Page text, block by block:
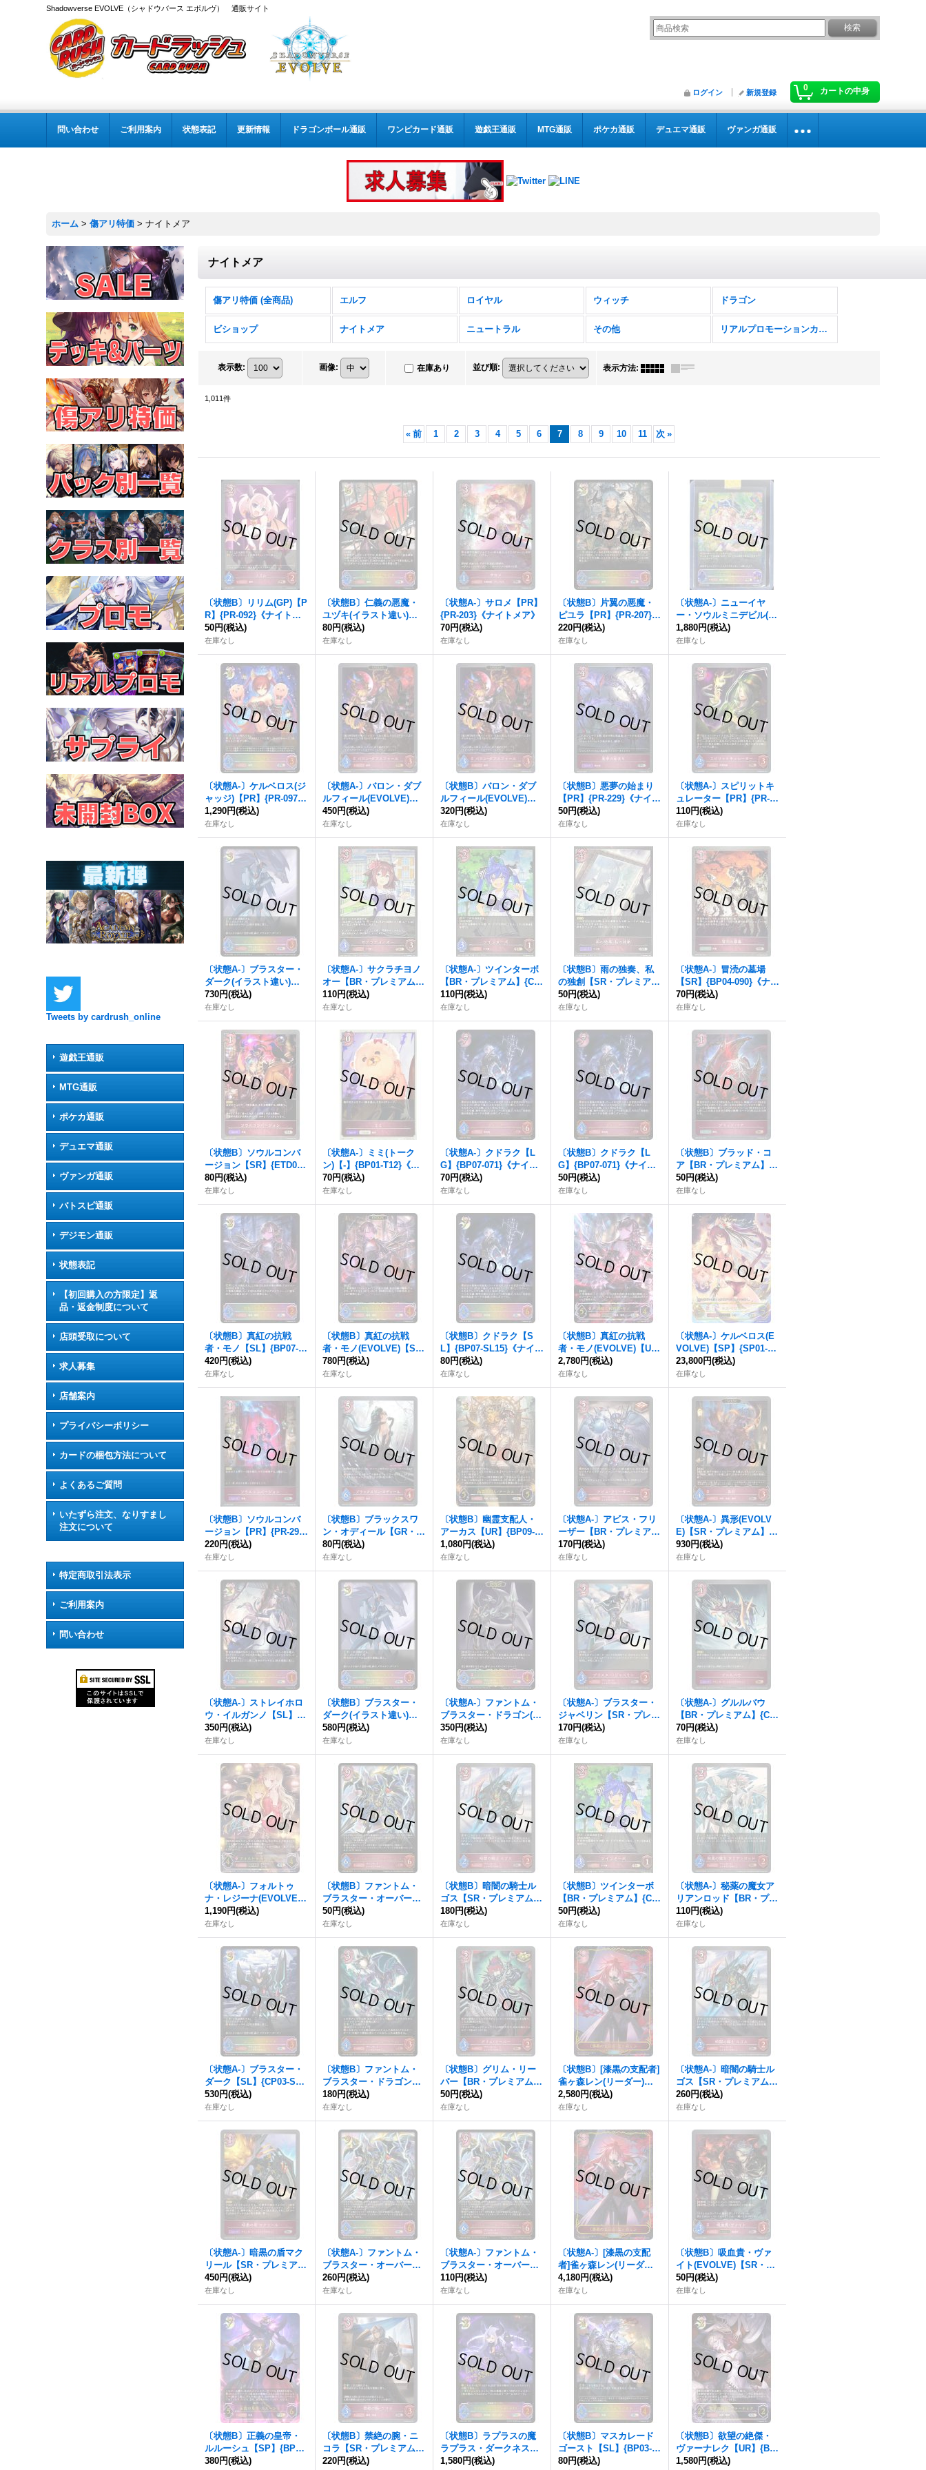
Shadowverse EVOLVE（シャドウバース エボルヴ） 通販サイト
0 カートの中身
ログイン 新規登録
問い合わせ ご利用案内 状態表記 更新情報 ドラゴンボール通販 ワンピカード通販 遊戯王通販 MTG通販 ポケカ通販 デュエマ通販 ヴァンガ通販
ホーム > 傷アリ特価 > ナイトメア
Tweets by cardrush_online
遊戯王通販
MTG通販
ポケカ通販
デュエマ通販
ヴァンガ通販
バトスピ通販
デジモン通販
状態表記
【初回購入の方限定】返
品・返金制度について
店頭受取について
求人募集
店舗案内
プライバシーポリシー
カードの梱包方法について
よくあるご質問
いたずら注文、なりすまし
注文について
特定商取引法表示
ご利用案内
問い合わせ
ナイトメア
傷アリ特価 (全商品) エルフ ロイヤル ウィッチ ドラゴン
ビショップ ナイトメア ニュートラル その他 リアルプロモーションカード
表示数: 画像: 在庫あり 並び順: 表示方法:
1,011件
« 前 1 2 3 4 5 6 7 8 9 10 11 次 »
〔状態B〕リリム(GP)【P
R】{PR-092}《ナイトメ
ア》
50円(税込)
在庫なし
〔状態B〕仁義の悪魔・
ユヅキ(イラスト違い)【P
R】{PR-139}《ナイトメ
ア》
80円(税込)
在庫なし
〔状態A-〕サロメ【PR】
{PR-203}《ナイトメア》
70円(税込)
在庫なし
〔状態B〕片翼の悪魔・
ピユラ【PR】{PR-207}
《ナイトメア》
220円(税込)
在庫なし
〔状態A-〕ニューイヤ
ー・ソウルミニデビル(ポ
ストカード付)【PR】{NY
2024-001}《ナイトメア》
1,880円(税込)
在庫なし
〔状態A-〕ケルベロス(ジ
ャッジ)【PR】{PR-097}
《ナイトメア》
1,290円(税込)
在庫なし
〔状態A-〕バロン・ダブ
ルフィール(EVOLVE)【P
R】{PR-219}《ナイトメ
ア》
450円(税込)
在庫なし
〔状態B〕バロン・ダブ
ルフィール(EVOLVE)【P
R】{PR-219}《ナイトメ
ア》
320円(税込)
在庫なし
〔状態B〕悪夢の始まり
【PR】{PR-229}《ナイト
メア》
50円(税込)
在庫なし
〔状態A-〕スピリットキ
ュレーター【PR】{PR-24
4}《ナイトメア》
110円(税込)
在庫なし
〔状態A-〕ブラスター・
ダーク(イラスト違い)【P
R】{PR-281}《ナイトメ
ア》
730円(税込)
在庫なし
〔状態A-〕サクラチヨノ
オー【BR・プレミアム】
{CP01-P48}《ナイトメ
ア》
110円(税込)
在庫なし
〔状態A-〕ツインターボ
【BR・プレミアム】{CP
01-P47}《ナイトメア》
110円(税込)
在庫なし
〔状態B〕雨の独奏、私
の独創【SR・プレミア
ム】{CP01-P45}《ナイト
メア》
50円(税込)
在庫なし
〔状態A-〕冒涜の墓場
【SR】{BP04-090}《ナイ
トメア》
70円(税込)
在庫なし
〔状態B〕ソウルコンバ
ージョン【SR】{ETD02-
007}《ナイトメア》
80円(税込)
在庫なし
〔状態A-〕ミミ(トーク
ン)【-】{BP01-T12}《ナ
イトメア》
70円(税込)
在庫なし
〔状態A-〕クドラク【L
G】{BP07-071}《ナイト
メア》
70円(税込)
在庫なし
〔状態B〕クドラク【L
G】{BP07-071}《ナイト
メア》
50円(税込)
在庫なし
〔状態B〕ブラッド・コ
ア【BR・プレミアム】{B
P07-P25}《ナイトメア》
50円(税込)
在庫なし
〔状態B〕真紅の抗戦
者・モノ【SL】{BP07-S
L13}《ナイトメア》
420円(税込)
在庫なし
〔状態B〕真紅の抗戦
者・モノ(EVOLVE)【S
L】{BP07-SL14}《ナイト
メア》
780円(税込)
在庫なし
〔状態B〕クドラク【S
L】{BP07-SL15}《ナイト
メア》
80円(税込)
在庫なし
〔状態B〕真紅の抗戦
者・モノ(EVOLVE)【U
R】{BP07-U05}《ナイト
メア》
2,780円(税込)
在庫なし
〔状態A-〕ケルベロス(E
VOLVE)【SP】{SP01-S
P24}《ナイトメア》
23,800円(税込)
在庫なし
〔状態B〕ソウルコンバ
ージョン【PR】{PR-295}
《ナイトメア》
220円(税込)
在庫なし
〔状態B〕ブラックスワ
ン・オディール【GR・プ
レミアム】{BP03-P21}
《ナイトメア》
80円(税込)
在庫なし
〔状態B〕幽霊支配人・
アーカス【UR】{BP09-U
05}《ナイトメア》
1,080円(税込)
在庫なし
〔状態A-〕アビス・フリ
ーザー【BR・プレミア
ム】{CP03-P67}《ナイト
メア》
170円(税込)
在庫なし
〔状態A-〕異形(EVOLV
E)【SR・プレミアム】{B
P11-P19}《ナイトメア》
930円(税込)
在庫なし
〔状態A-〕ストレイホロ
ウ・イルガンノ【SL】{B
P11-SL15}《ナイトメ
ア》
350円(税込)
在庫なし
〔状態B〕ブラスター・
ダーク(イラスト違い)【P
R】{PR-281}《ナイトメ
ア》
580円(税込)
在庫なし
〔状態A-〕ファントム・
ブラスター・ドラゴン(E
VOLVE)【SL】{CP03-SL
17}《ナイトメア》
350円(税込)
在庫なし
〔状態A-〕ブラスター・
ジャベリン【SR・プレミ
アム】{CP03-P64}《ナイ
トメア》
170円(税込)
在庫なし
〔状態A-〕グルルバウ
【BR・プレミアム】{CP
03-P71}《ナイトメア》
70円(税込)
在庫なし
〔状態A-〕フォルトゥ
ナ・レジーナ(EVOLVE/b
サイン)【UR】{CP02-U0
9b}《ナイトメア》
1,190円(税込)
在庫なし
〔状態B〕ファントム・
ブラスター・オーバーロ
ード【LG】{CP03-083}
《ナイトメア》
50円(税込)
在庫なし
〔状態B〕暗闇の騎士ル
ゴス【SR・プレミアム】
{CP03-P61}《ナイトメ
ア》
180円(税込)
在庫なし
〔状態B〕ツインターボ
【BR・プレミアム】{CP
01-P47}《ナイトメア》
50円(税込)
在庫なし
〔状態A-〕秘薬の魔女ア
リアンロッド【BR・プレ
ミアム】{CP03-P70}《ナ
イトメア》
110円(税込)
在庫なし
〔状態A-〕ブラスター・
ダーク【SL】{CP03-SL1
8}《ナイトメア》
530円(税込)
在庫なし
〔状態B〕ファントム・
ブラスター・ドラゴン
【LG】{CP03-084}《ナイ
トメア》
180円(税込)
在庫なし
〔状態B〕グリム・リー
パー【BR・プレミアム】
{CP03-P66}《ナイトメ
ア》
50円(税込)
在庫なし
〔状態B〕[漆黒の支配者]
雀ヶ森レン(リーダー)
【-】{CP03-LD05}《ナイ
トメア》
2,580円(税込)
在庫なし
〔状態A-〕暗闇の騎士ル
ゴス【SR・プレミアム】
{CP03-P61}《ナイトメ
ア》
260円(税込)
在庫なし
〔状態A-〕暗黒の盾マク
リール【SR・プレミア
ム】{CP03-P65}《ナイト
メア》
450円(税込)
在庫なし
〔状態A-〕ファントム・
ブラスター・オーバーロ
ード【SL】{CP03-SL15}
《ナイトメア》
260円(税込)
在庫なし
〔状態A-〕ファントム・
ブラスター・オーバーロ
ード【LG】{CP03-083}
《ナイトメア》
110円(税込)
在庫なし
〔状態A-〕[漆黒の支配
者]雀ヶ森レン(リーダー)
【-】{CP03-LD05}《ナイ
トメア》
4,180円(税込)
在庫なし
〔状態B〕吸血貴・ヴァ
イト(EVOLVE)【SR・プ
レミアム】{BP02-P23}
《ナイトメア》
50円(税込)
在庫なし
〔状態B〕正義の皇帝・
ルルーシュ【SP】{BP04-
SP01}《ナイトメア》
380円(税込)
〔状態B〕禁絶の腕・ニ
コラ【SR・プレミアム】
{BP07-P22}《ナイトメ
220円(税込)
〔状態B〕ラプラスの魔
ラプラス・ダークネス
【SP】{BP02-SP01}《ナ
1,580円(税込)
〔状態B〕マスカレード
ゴースト【SL】{BP03-S
L15}《ナイトメア》
80円(税込)
〔状態B〕欲望の絶傑・
ヴァーナレク【UR】{BP
05-U05}《ナイトメア》
1,580円(税込)